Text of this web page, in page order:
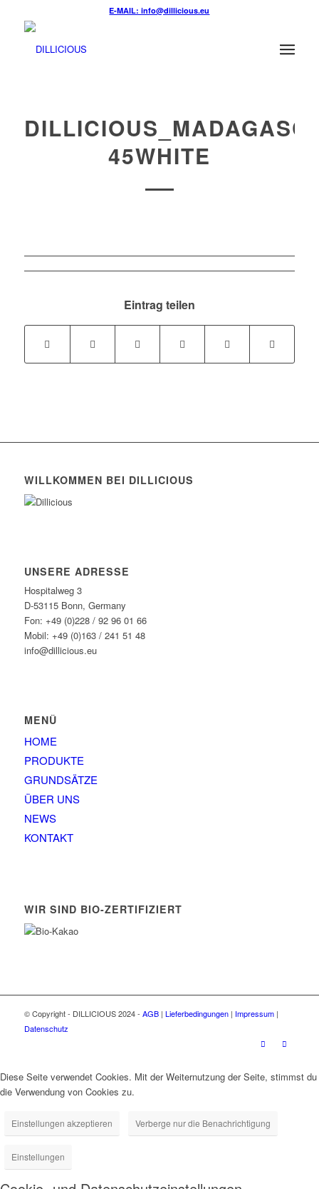
E-MAIL: info@dillicious.eu
45WHITE
Eintrag teilen
WILLKOMMEN BEI DILLICIOUS
UNSERE ADRESSE
Hospitalweg 3
D-53115 Bonn, Germany
Fon: +49 (0)228 / 92 96 01 66
Mobil: +49 (0)163 / 241 51 48
info@dillicious.eu
MENÜ
HOME
PRODUKTE
GRUNDSÄTZE
ÜBER UNS
NEWS
KONTAKT
WIR SIND BIO-ZERTIFIZIERT
© Copyright - DILLICIOUS 2024 - AGB| Lieferbedingungen| Impressum|
Datenschutz
Diese Seite verwendet Cookies. Mit der Weiternutzung der Seite, stimmst du
die Verwendung von Cookies zu.
Einstellungen akzeptieren Verberge nur die Benachrichtigung
Einstellungen